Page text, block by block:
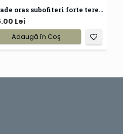
Grade oras subofiteri forte terestre
Lei
Adaugă în Coş